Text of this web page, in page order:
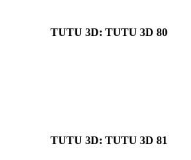
TUTU 3D: TUTU 3D 80
TUTU 3D: TUTU 3D 81